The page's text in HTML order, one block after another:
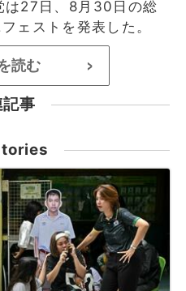
は27日、8月30日の総
ェストを発表した。
読む >
事